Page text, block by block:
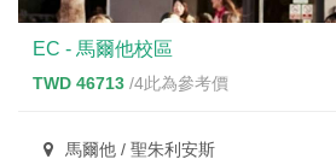
EC - 馬爾他校區
TWD 46713 /4此為參考價
馬爾他 / 聖朱利安斯